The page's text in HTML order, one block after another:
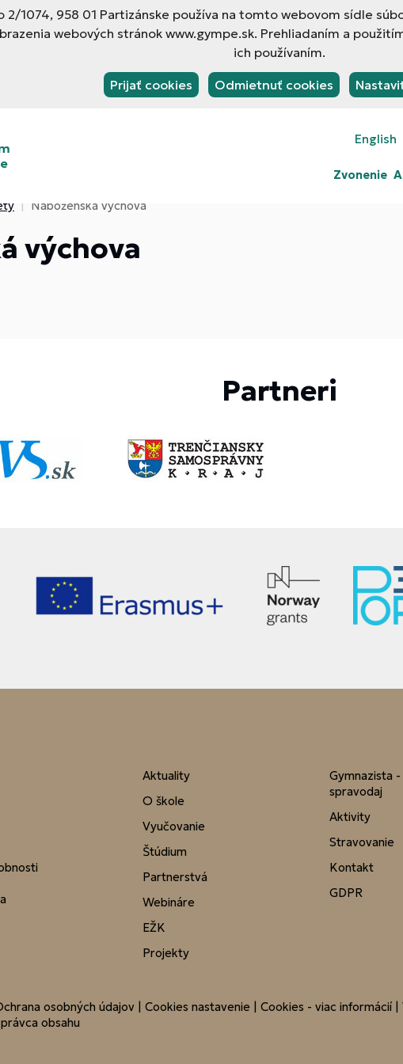
2/1074, 958 01 Partizánske používa na tomto webovom sídle
webových stránok www.gympe.sk. Prehliadaním a
ich používaním.
Prijať cookies Odmietnuť cookies
English
Zvonenie
Náboženská výchova
výchova
Partneri
Aktuality
O škole
Vyučovanie
Štúdium
Partnerstvá
Webináre
EŽK
Projekty
Gymnazista
spravodaj
Aktivity
Stravovanie
Kontakt
GDPR
osobných údajov| Cookies nastavenie | Cookies - viac informácií|
obsahu